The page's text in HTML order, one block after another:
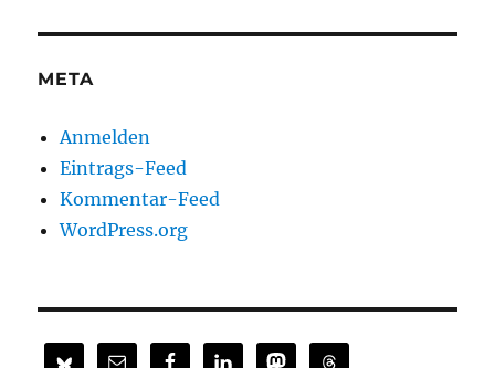
META
Anmelden
Eintrags-Feed
Kommentar-Feed
WordPress.org